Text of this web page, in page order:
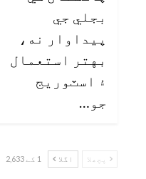
بجلي جي
پيداوار نه،
بهتر استعمال
۽ اسٽوريج
جو…
پچھلا اگلا 1 کے 2,633